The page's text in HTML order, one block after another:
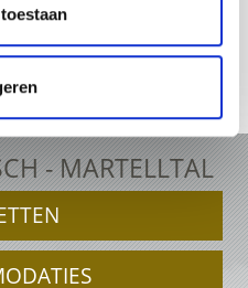
- MARTELLTAL